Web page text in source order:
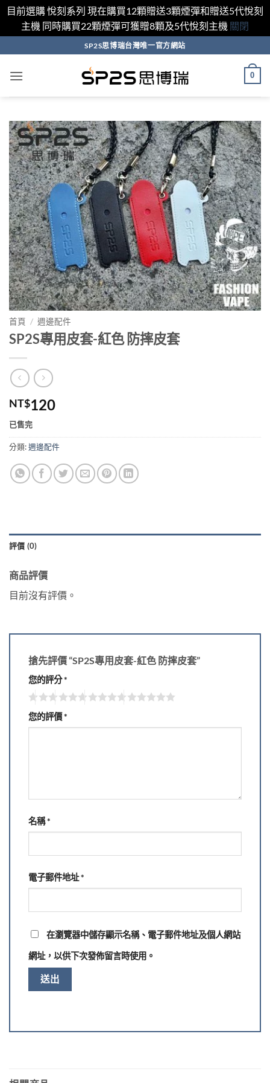
目前選購 悅刻系列 現在購買12顆贈送3顆煙彈和贈送5代悅刻
主機 同時購買22顆煙彈可獲贈8顆及5代悅刻主機 關閉
轉
SP2S思博瑞台灣唯一官方網站
0
首頁 / 週邊配件
SP2S專用皮套-紅色 防摔皮套
NT$120
已售完
分類:週邊配件
評價 (0)
商品評價
目前沒有評價。
搶先評價 “SP2S專用皮套-紅色 防摔皮套”
您的評分*
您的評價*
名稱*
電子郵件地址*
在瀏覽器中儲存顯示名稱、電子郵件地址及個人網站
網址，以供下次發佈留言時使用。